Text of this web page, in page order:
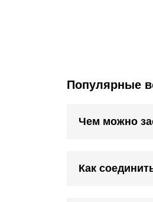
Популярные
Чем можно
Как